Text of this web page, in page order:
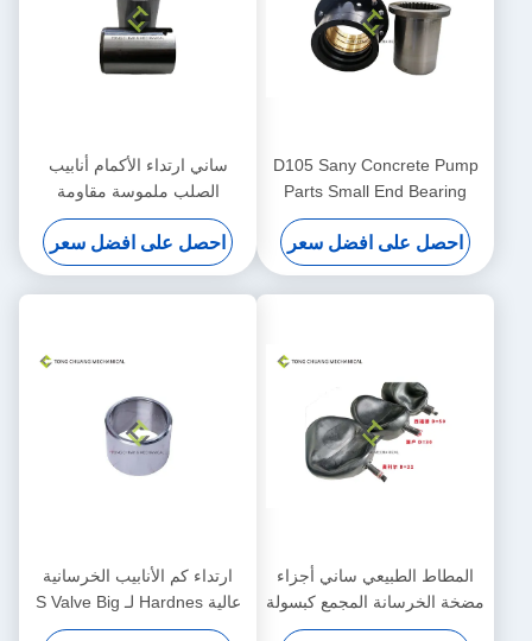
D105 Sany Concrete Pump
Parts Small End Bearing
Block Assembly
احصل على افضل سعر
ساني ارتداء الأكمام أنابيب
الصلب ملموسة مقاومة
للخرسانة
احصل على افضل سعر
المطاط الطبيعي ساني أجزاء
مضخة الخرسانة المجمع كبسولة
ارتداء كم الأنابيب الخرسانية
عالية Hardnes لـ S Valve Big
End